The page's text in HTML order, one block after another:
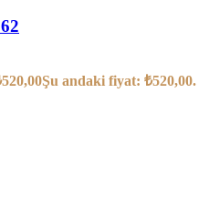
520,00Şu andaki fiyat: ₺520,00.